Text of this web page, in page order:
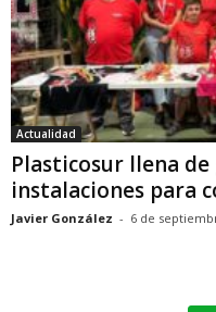
Actualidad
Plasticosur llena
instalaciones para
Javier González - 6 de